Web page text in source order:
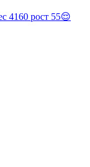
4160 рост 55😌